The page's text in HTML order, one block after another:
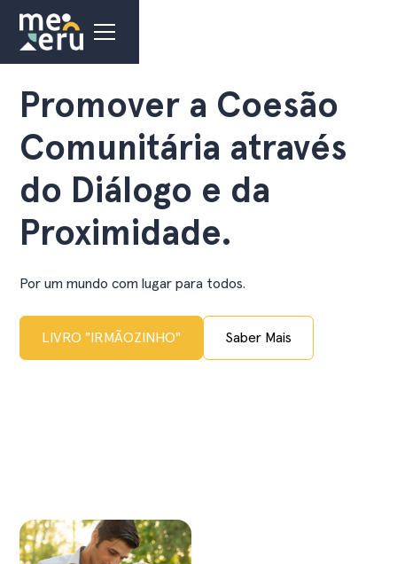
Promover a Coesão
Comunitária através
do Diálogo e da
Proximidade.
Por um mundo com lugar para todos.
LIVRO "IRMÃOZINHO" Saber Mais